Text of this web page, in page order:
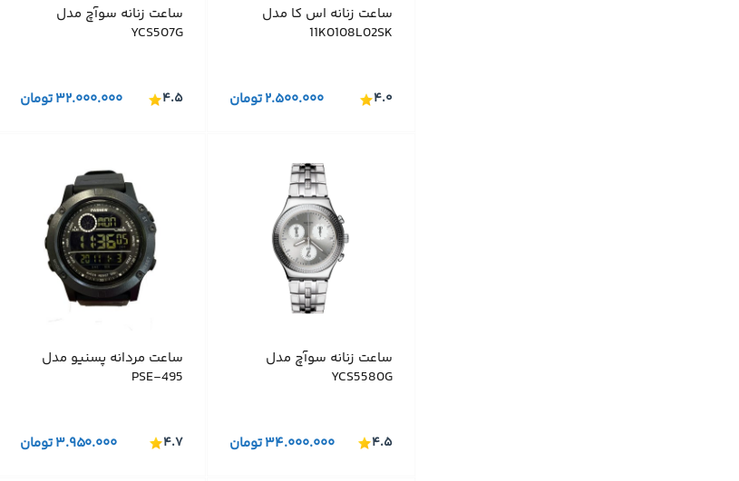
ساعت زنانه اس کا مدل
11K0108L02SK
۲.۵۰۰.۰۰۰تومان ۴.۰
ساعت زنانه سوآچ مدل
YCS507G
۳۲.۰۰۰.۰۰۰تومان ۴.۵
ساعت زنانه سوآچ مدل
YCS5580G
۳۴.۰۰۰.۰۰۰تومان ۴.۵
ساعت مردانه پسنیو مدل
PSE-495
۳.۹۵۰.۰۰۰تومان ۴.۷